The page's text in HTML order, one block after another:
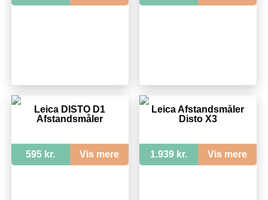
Leica DISTO D1
Afstandsmåler
595 kr. Vis mere
Leica Afstandsmåler
Disto X3
1.939 kr. Vis mere